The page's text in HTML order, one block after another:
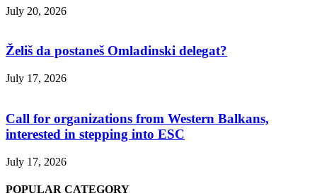
July 20, 2026
Želiš da postaneš Omladinski delegat?
July 17, 2026
Call for organizations from Western Balkans,
interested in stepping into ESC
July 17, 2026
POPULAR CATEGORY